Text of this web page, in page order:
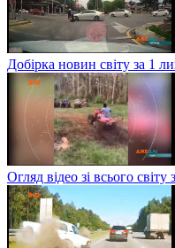
Добірка новин світу за 1
Огляд відео зі всього